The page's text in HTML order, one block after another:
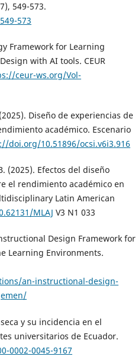
549-573.
573
Framework for Learning
with AI tools. CEUR
ceur-ws.org/Vol-
Diseño de experiencias de
académico. Escenario
doi.org/10.51896/ocsi.v6i3.916
(2025). Efectos del diseño
el rendimiento académico en
Latin American
MLAJ V3 N1 033
Design Framework for
Learning Environments.
an-instructional-design-
y su incidencia en el
universitarios de Ecuador.
0002-0045-9167